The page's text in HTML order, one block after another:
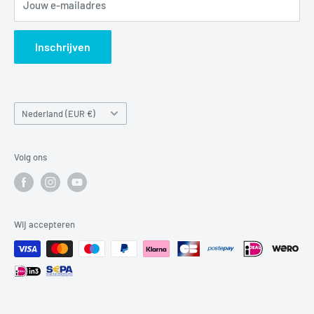
Verzendbeleid
Search
Jouw e-mailadres
Inschrijven
Land/regio
Nederland (EUR €)
Volg ons
Wij accepteren